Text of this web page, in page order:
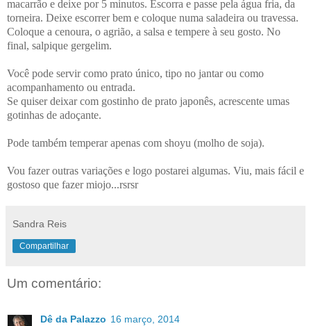
macarrão e deixe por 5 minutos. Escorra e passe pela água fria, da
torneira. Deixe escorrer bem e coloque numa saladeira ou travessa.
Coloque a cenoura, o agrião, a salsa e tempere à seu gosto. No
final, salpique gergelim.
Você pode servir como prato único, tipo no jantar ou como
acompanhamento ou entrada.
Se quiser deixar com gostinho de prato japonês, acrescente umas
gotinhas de adoçante.
Pode também temperar apenas com shoyu (molho de soja).
Vou fazer outras variações e logo postarei algumas. Viu, mais fácil e
gostoso que fazer miojo...rsrsr
Sandra Reis
Compartilhar
Um comentário:
Dê da Palazzo 16 março, 2014